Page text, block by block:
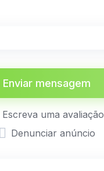
Enviar mensagem
Escreva uma avaliação
Denunciar anúncio